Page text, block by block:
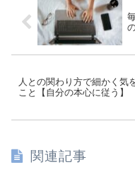
人との関わり方で細かく気
こと【自分の本心に従う】
関連記事